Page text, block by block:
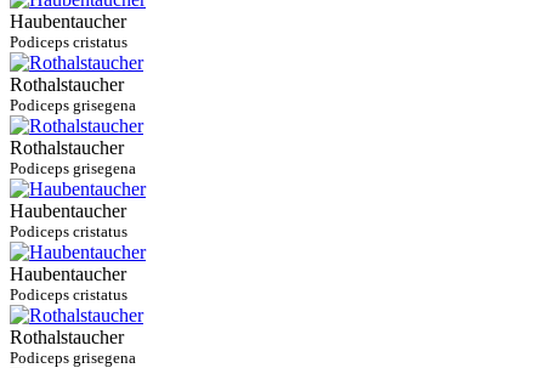
Haubentaucher
Podiceps cristatus
Rothalstaucher
Podiceps grisegena
Rothalstaucher
Podiceps grisegena
Haubentaucher
Podiceps cristatus
Haubentaucher
Podiceps cristatus
Rothalstaucher
Podiceps grisegena